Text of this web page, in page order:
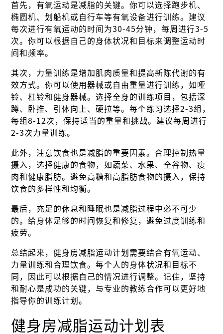
首先，有氧运动是减脂的关键。你可以选择跑步机、
椭圆机、划船机或自行车等有氧设备进行训练。建议
每次进行有氧运动的时间为30-45分钟，每周进行3-5
次。你可以根据自己的身体状况和目标来调整运动时
间和频率。
其次，力量训练是增加肌肉质量和提高新陈代谢的有
效方式。你可以使用器械或自由重量进行训练，如哑
铃、杠铃和健身器械。选择全身的训练项目，包括深
蹲、卧推、引体向上、硬拉等。每个练习选择2-3组，
每组8-12次，保持适当的重量和挑战。建议每周进行
2-3次力量训练。
此外，注意饮食也是减脂的重要因素。合理控制热量
摄入，选择健康的食物，如蔬菜、水果、全谷物、瘦
肉和健康脂肪。避免高糖和高脂肪食物的摄入，保持
饮食的多样性和均衡。
最后，充足的休息和睡眠也是减脂过程中必不可少
的。给身体足够的时间恢复和修复，避免过度训练和
疲劳。
总结起来，健身房减脂运动计划需要结合有氧运动、
力量训练和合理饮食。每个人的身体状况和目标不
同，因此可以根据自己的情况进行调整。记住，坚持
和耐心是成功的关键，与专业的教练合作可以更好地
指导你的训练计划。
健身房减脂运动计划表